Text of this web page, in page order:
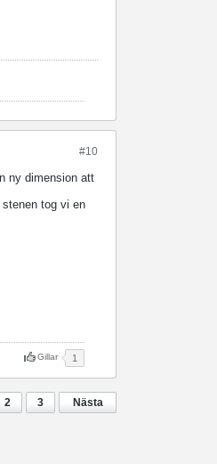
#10
ny dimension att
tog vi en
Gillar 1
2 3 Nästa